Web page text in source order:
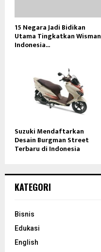
15 Negara Jadi Bidikan
Utama Tingkatkan Wisman
Indonesia...
Suzuki Mendaftarkan
Desain Burgman Street
Terbaru di Indonesia
KATEGORI
Bisnis
Edukasi
English